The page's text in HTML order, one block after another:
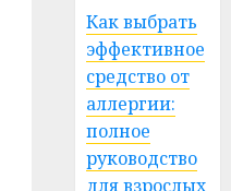
Как выбрать
эффективное
средство от
аллергии:
полное
руководство
для взрослых